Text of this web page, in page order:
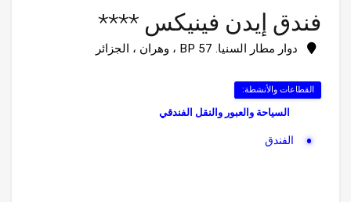
فندق إيدن فينيكس ****
دوار مطار السنيا. BP 57 ، وهران ، الجزائر
القطاعات والأنشطة:
السياحة والعبور والنقل الفندقي
الفندق